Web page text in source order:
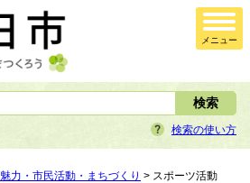
メニュー
検索の使い方
魅力・市民活動・まちづくり > スポーツ活動